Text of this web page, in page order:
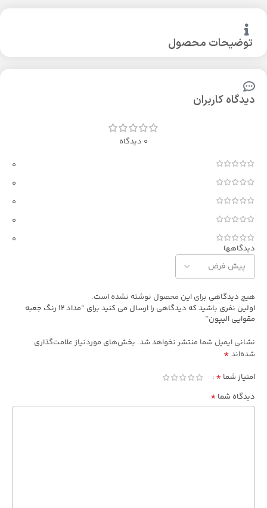
توضیحات محصول
دیدگاه کاربران
0 دیدگاه
0
0
0
0
0
دیدگاهها
هیچ دیدگاهی برای این محصول نوشته نشده است.
اولین نفری باشید که دیدگاهی را ارسال می کنید برای “مداد 12 رنگ جعبه
مقوایی الیپون”
نشانی ایمیل شما منتشر نخواهد شد. بخش‌های موردنیاز علامت‌گذاری
شده‌اند *
امتیاز شما *
دیدگاه شما *